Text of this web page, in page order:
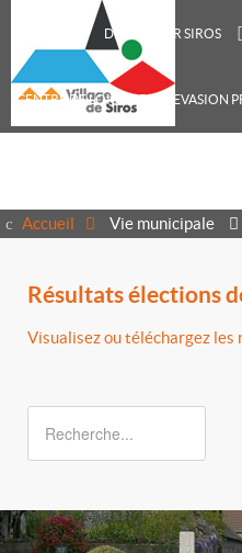
DÉCOUVRIR SIROS
CENTRE DE LOISIRS RECREVASION
Accueil Vie municipale
Résultats élections
Visualisez ou téléchargez les